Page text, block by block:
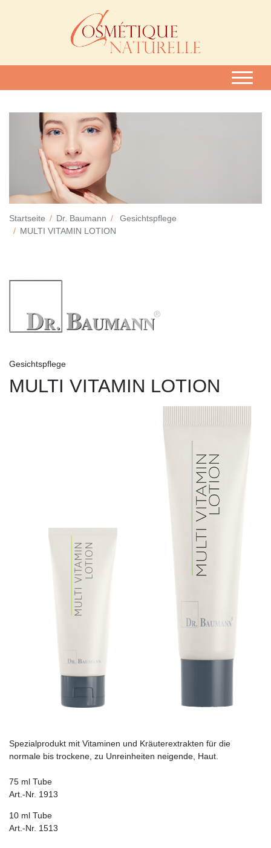
Startseite Dr. Baumann
Gesichtspflege
MULTI VITAMIN LOTION
Gesichtspflege
MULTI VITAMIN LOTION
Spezialprodukt mit Vitaminen und Kräuterextrakten für die
normale bis trockene, zu Unreinheiten neigende, Haut.
75 ml Tube
Art.-Nr. 1913
10 ml Tube
Art.-Nr. 1513